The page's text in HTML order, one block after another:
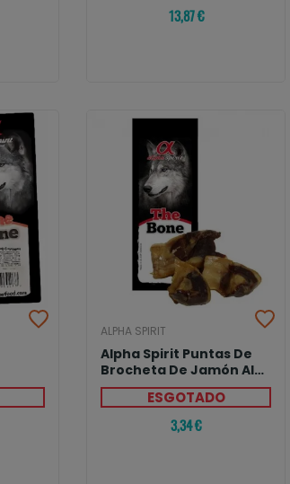
13,87 €
ALPHA SPIRIT
Alpha Spirit Puntas De
Brocheta De Jamón Al
Vacío
ESGOTADO
3,34 €